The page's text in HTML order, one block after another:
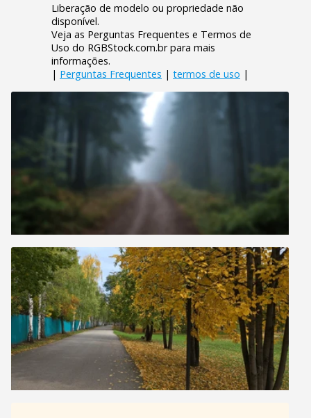
Liberação de modelo ou propriedade não
disponível.
Veja as Perguntas Frequentes e Termos de
Uso do RGBStock.com.br para mais
informações.
| Perguntas Frequentes | termos de uso |